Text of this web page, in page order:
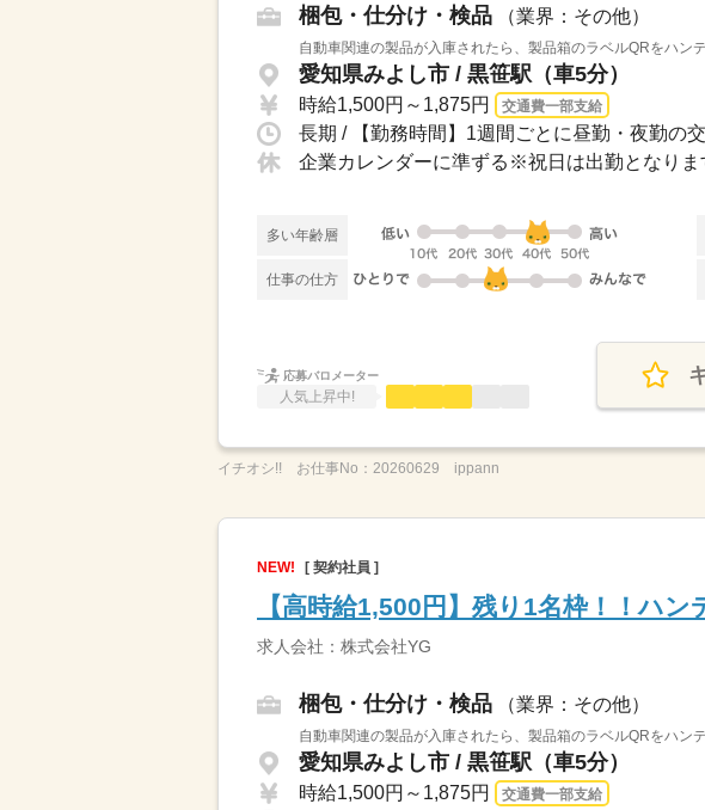
梱包・仕分け・検品 （業界：その他）
自動車関連の製品が入庫されたら、製品箱のラベルQRをハン
愛知県みよし市 / 黒笹駅（車5分）
時給1,500円～1,875円 交通費一部支給
長期 / 【勤務時間】1週間ごとに昼勤・夜勤の
多い年齢層
仕事の仕方
応募バロメーター
人気上昇中!
イチオシ!! お仕事No： 20260629 ippann
NEW! [ 契約社員 ]
【高時給1,500円】残り1名枠！！ハ
求人会社：株式会社YG
梱包・仕分け・検品 （業界：その他）
自動車関連の製品が入庫されたら、製品箱のラベルQRをハン
愛知県みよし市 / 黒笹駅（車5分）
時給1,500円～1,875円 交通費一部支給